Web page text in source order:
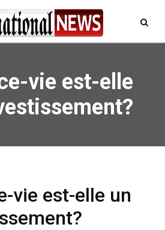
vie est-elle
vie est-elle un